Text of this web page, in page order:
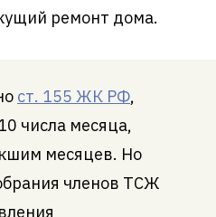
ремонт дома.
ст. 155 ЖК РФ,
числа месяца,
месяцев. Но
членов ТСЖ